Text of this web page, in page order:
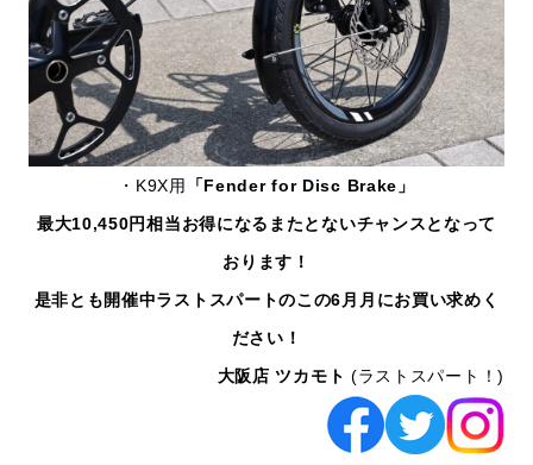
・K9X用
「Fender for Disc Brake」
最大10,450円相当お得になるまたとないチャンスとなって
おります！
是非とも開催中ラストスパートのこの6月月にお買い求めく
ださい！
大阪店 ツカモト (ラストスパート！)